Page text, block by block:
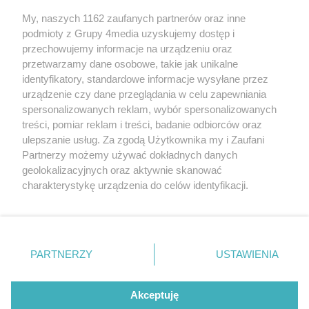
Redakcja Reklama Prywatność
Praca Łódź
the:protocol
Facebook.com
Youtube.com
My, naszych 1162 zaufanych partnerów oraz inne
podmioty z Grupy 4media uzyskujemy dostęp i
przechowujemy informacje na urządzeniu oraz
przetwarzamy dane osobowe, takie jak unikalne
identyfikatory, standardowe informacje wysyłane przez
urządzenie czy dane przeglądania w celu zapewniania
spersonalizowanych reklam, wybór spersonalizowanych
treści, pomiar reklam i treści, badanie odbiorców oraz
ulepszanie usług. Za zgodą Użytkownika my i Zaufani
Partnerzy możemy używać dokładnych danych
geolokalizacyjnych oraz aktywnie skanować
charakterystykę urządzenia do celów identyfikacji.
zmienić/wycofać klikając przycisk ustawień prywatności
znajdujący się w lewym dolnym rogu strony
. Niektóre
użytkownika, ale masz prawo sprzeciwić się takiemu
PARTNERZY USTAWIENIA
Akceptuję